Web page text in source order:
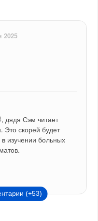
2025
дядя Сэм читает
Это скорей будет
изучении больных
(+53)